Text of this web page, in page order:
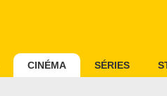
CINÉMA SÉRIES